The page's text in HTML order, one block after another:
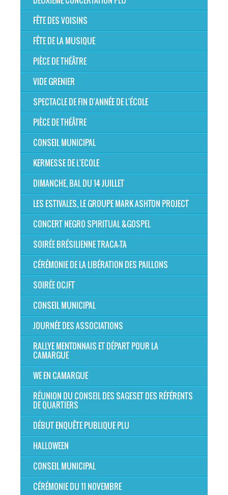
FÊTE DES VOISINS
FÊTE DE LA MUSIQUE
PIÈCE DE THÉÂTRE
VIDE GRENIER
SPECTACLE DE FIN D'ANNÉE DE L'ÉCOLE
PIÈCE DE THÉÂTRE
CONSEIL MUNICIPAL
KERMESSE DE L'ECOLE
DIMANCHE, BAL DU 14 JUILLET
LES ESTIVALES, LE GROUPE MARK ASHTON PROJECT
CONCERT NEGRO SPIRITUAL &GOSPEL
SOIRÉE BRÉSILIENNE TRACA-TA
CÉRÉMONIE DE LA LIBÉRATION DES PAILLONS
SOIRÉE OCJFT
CONSEIL MUNICIPAL
JOURNÉE DES ASSOCIATIONS
RALLYE MENTONNAIS ET DÉPART POUR LA
CAMARGUE
WE EN CAMARGUE
RÉUNION DU CONSEIL DES SAGESET DES RÉFÉRENTS
DE QUARTIERS
DÉBUT ENQUÊTE PUBLIQUE PLU
HALLOWEEN
CONSEIL MUNICIPAL
CÉRÉMONIE DU 11 NOVEMBRE